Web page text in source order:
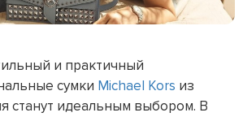
и практичный
сумки Michael Kors из
станут идеальным выбором. В